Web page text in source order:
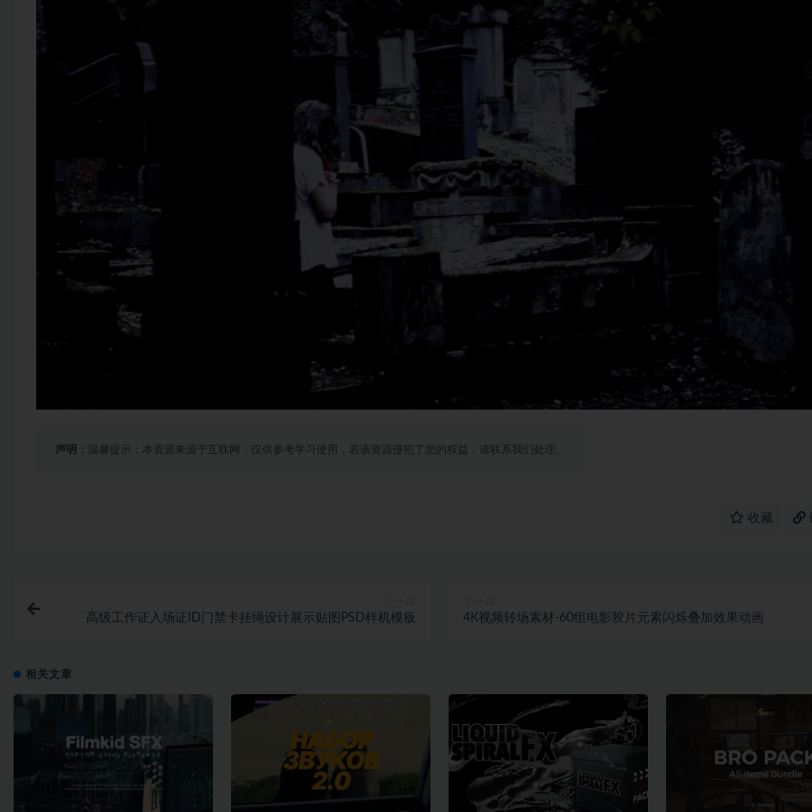
声明： 温馨提示：本资源来源于互联网，仅供参考学习使用，若该资源侵犯了您的权益，请联系我们处理。
收藏
高级工作证入场证ID门禁卡挂绳设计展示贴图PSD样机模板 4K视频转场素材-60组电影胶片元素闪烁叠加效果动画
相关文章